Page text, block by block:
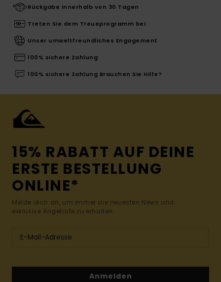
Rückgabe innerhalb von 30 Tagen
Treten Sie dem Treueprogramm bei
Unser umweltfreundliches Engagement
100% sichere Zahlung
100% sichere Zahlung Brauchen Sie Hilfe?
15% RABATT AUF DEINE
ERSTE BESTELLUNG
ONLINE*
Melde dich an, um immer die neuesten News und
exklusive Angebote zu erhalten.
Anmelden